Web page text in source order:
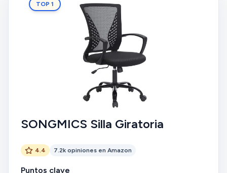
TOP 1
SONGMICS Silla Giratoria
4.4 7.2k opiniones en Amazon
Puntos clave